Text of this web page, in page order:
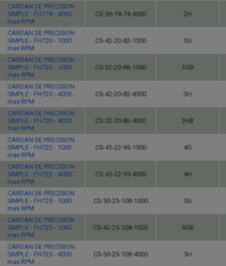
CARDAN DE PRECISION
SIMPLE - FH718 - 4000
max RPM
CS-36-18-74-4000 2H
CARDAN DE PRECISION
SIMPLE - FH720 - 1000
max RPM
CS-42-20-82-1000 3G
CARDAN DE PRECISION
SIMPLE - FH720 - 1000
max RPM
CS-32-20-86-1000 3GB
CARDAN DE PRECISION
SIMPLE - FH720 - 4000
max RPM
CS-42-20-82-4000 3H
CARDAN DE PRECISION
SIMPLE - FH720 - 4000
max RPM
CS-32-20-86-4000 3HB
CARDAN DE PRECISION
SIMPLE - FH722 - 1000
max RPM
CS-45-22-95-1000 4G
CARDAN DE PRECISION
SIMPLE - FH722 - 4000
max RPM
CS-45-22-95-4000 4H
CARDAN DE PRECISION
SIMPLE - FH725 - 1000
max RPM
CS-50-25-108-1000 5G
CARDAN DE PRECISION
SIMPLE - FH725 - 1000
max RPM
CS-42-25-108-1000 5GB
CARDAN DE PRECISION
SIMPLE - FH725 - 4000
max RPM
CS-50-25-108-4000 5H